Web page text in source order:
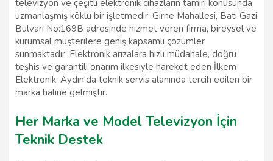
televizyon ve çeşitli elektronik cihazların tamiri konusunda
uzmanlaşmış köklü bir işletmedir. Girne Mahallesi, Batı Gazi
Bulvarı No:169B adresinde hizmet veren firma, bireysel ve
kurumsal müşterilere geniş kapsamlı çözümler
sunmaktadır. Elektronik arızalara hızlı müdahale, doğru
teşhis ve garantili onarım ilkesiyle hareket eden İlkem
Elektronik, Aydın'da teknik servis alanında tercih edilen bir
marka haline gelmiştir.
Her Marka ve Model Televizyon İçin
Teknik Destek